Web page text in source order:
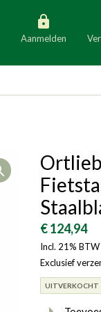
Aanmelden
Slovenië
Denemarken
Bulgarije
Open
€ 124,94
Incl. 21% BTW
Exclusief
UITVERKOCHT